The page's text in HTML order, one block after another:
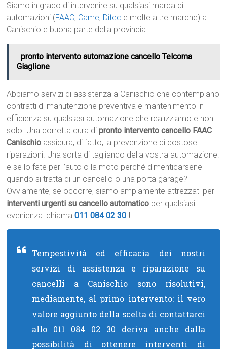
Siamo in grado di intervenire su qualsiasi marca di
automazioni (FAAC, Came, Ditec e molte altre marche) a
Canischio e buona parte della provincia.
pronto intervento automazione cancello Telcoma
Giaglione
Abbiamo servizi di assistenza a Canischio che contemplano
contratti di manutenzione preventiva e mantenimento in
efficienza su qualsiasi automazione che realizziamo e non
solo. Una corretta cura dipronto intervento cancello FAAC
Canischio assicura, di fatto, la prevenzione di costose
riparazioni. Una sorta di tagliando della vostra automazione:
e se lo fate per l’auto o la moto perché dimenticarsene
quando si tratta di un cancello o una porta garage?
Ovviamente, se occorre, siamo ampiamente attrezzati per
interventi urgenti su cancello automatico per qualsiasi
evenienza: chiama011 084 02 30 !
Tempestività ed efficacia dei nostri
servizi di assistenza e riparazione su
cancelli a Canischio sono risolutivi,
mediamente, al primo intervento: il vero
valore aggiunto della scelta di contattarci
allo 011 084 02 30 deriva anche dalla
possibilità di ottenere interventi di